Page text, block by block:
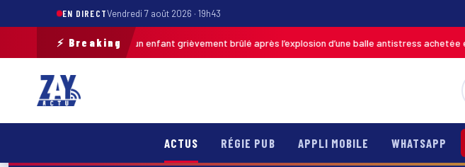
EN DIRECTVendredi 7 août 2026 · 19h43
⚡ Breaking
Pas-de-Calais : un enfant grièvement brûlé après l’explosion d’une balle antistress achetée en
ACTUS RÉGIE PUB APPLI MOBILE WHATSAPP